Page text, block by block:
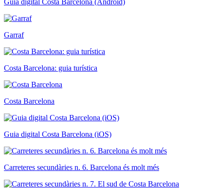
Garraf
Costa Barcelona: guia turística
Costa Barcelona
Guia digital Costa Barcelona (iOS)
Carreteres secundàries n. 6. Barcelona és molt més